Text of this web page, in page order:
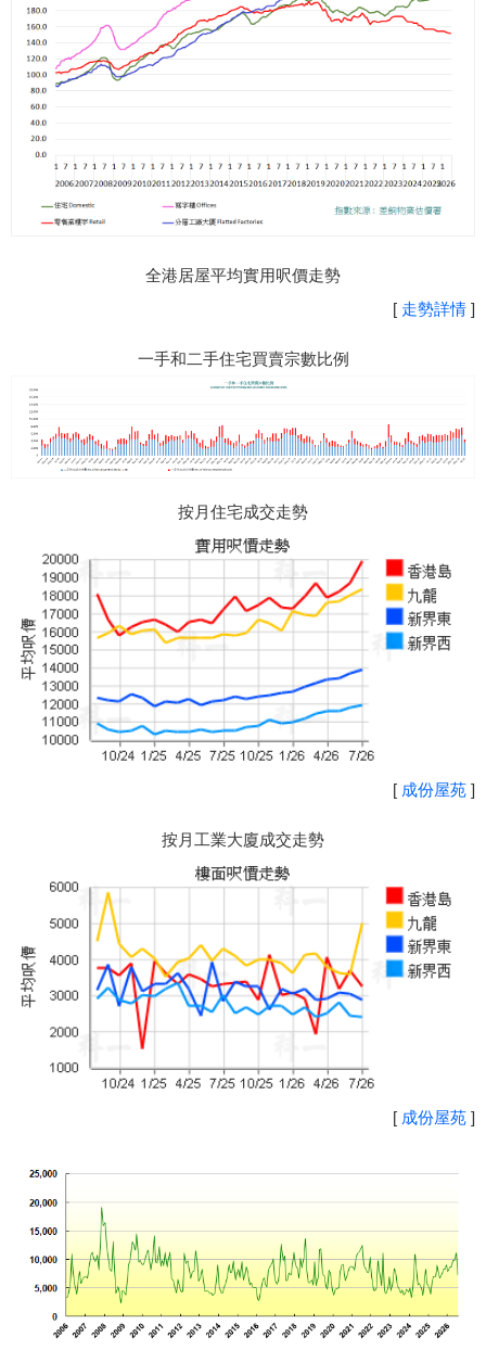
全港居屋平均實用呎價走勢
[ 走勢詳情 ]
一手和二手住宅買賣宗數比例
按月住宅成交走勢
[ 成份屋苑 ]
按月工業大廈成交走勢
[ 成份屋苑 ]